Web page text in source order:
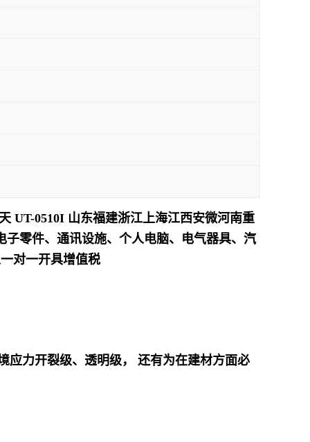
UT-0510I 山东福建浙江上海江西安微河南重
子零件、通讯设施、个人电脑、电气器具、汽
对一开具增值税
应力开裂级、透明级， 还有为在建材方面必